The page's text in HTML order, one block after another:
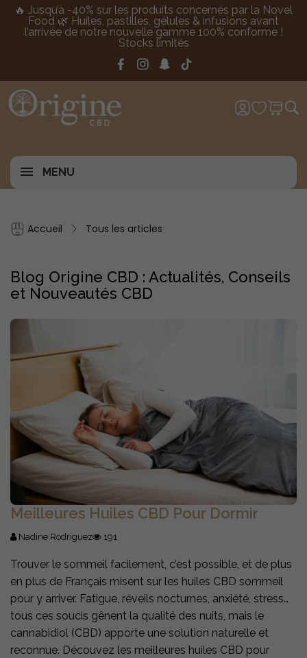
🔥 Jusqu’à -40% sur les produits concernés par la Novel
Food 🌿 Huiles, pastilles, gélules & infusions avant
l’arrivée de notre nouvelle gamme 100% conforme !
Stocks limités
MENU
Accueil Tous les articles
Blog Origine CBD : Actualités, Conseils
et Nouveautés CBD
Meilleures Huiles CBD Pour Dormir
Nadine Rodriguez 191
Trouver le sommeil facilement, c’est possible, et de plus
en plus de Français misent sur les huiles CBD sommeil
pour y arriver. Fatigue, réveils nocturnes, anxiété, stress…
tous ces soucis gênent la qualité des nuits, mais le
cannabidiol (CBD) apporte une solution naturelle et
reconnue. Découvez les meilleures huiles CBD pour